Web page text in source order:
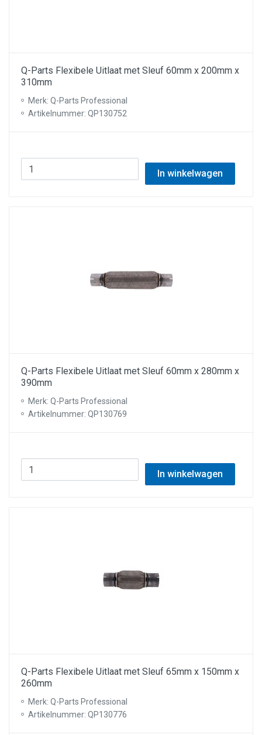
Q-Parts Flexibele Uitlaat met Sleuf 60mm x 200mm x
310mm
Merk: Q-Parts Professional
Artikelnummer: QP130752
In winkelwagen
Q-Parts Flexibele Uitlaat met Sleuf 60mm x 280mm x
390mm
Merk: Q-Parts Professional
Artikelnummer: QP130769
In winkelwagen
Q-Parts Flexibele Uitlaat met Sleuf 65mm x 150mm x
260mm
Merk: Q-Parts Professional
Artikelnummer: QP130776